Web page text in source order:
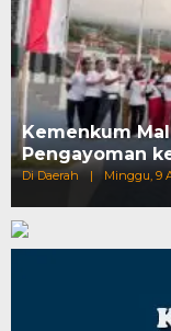
Kemenkum
Pengayoman
Di Daerah | Minggu, 9